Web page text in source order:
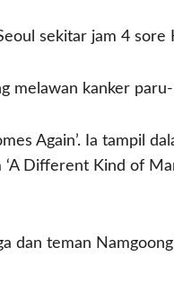
sekitar jam 4 sore
melawan kanker
Again’. Ia tampil
‘A Different Kind of
dan teman